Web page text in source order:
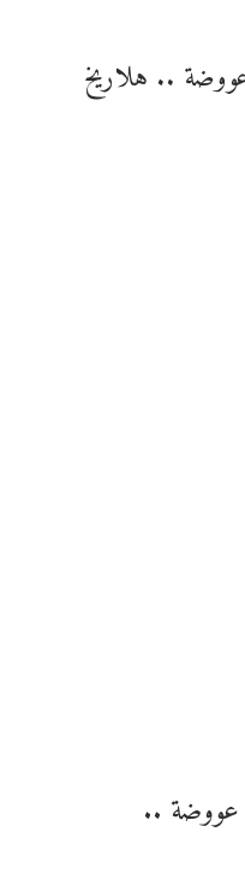
.. هلاريخ
عووضة ..